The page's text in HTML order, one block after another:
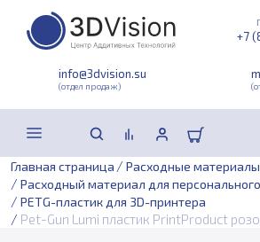
info@3dvision.su
(отдел продаж)
+7
Главная страница / Расходные
/ Расходный материал для
/ PETG-пластик для 3D-принтера
/ Pet-Gun Lumi пластик PrintProduct